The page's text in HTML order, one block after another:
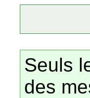
Seuls
des